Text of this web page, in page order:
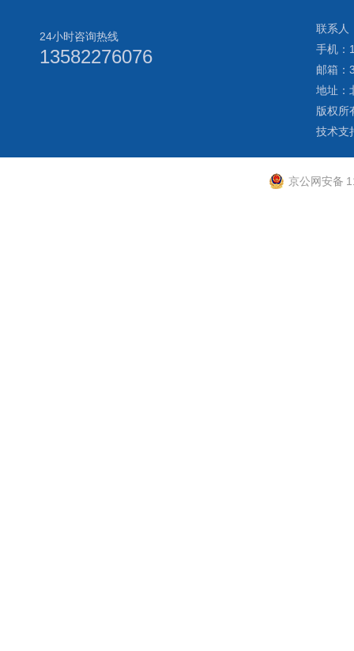
24小时咨询热线
13582276076
联系
手机：
邮箱
地址：
版权所
技术支
京公网安备